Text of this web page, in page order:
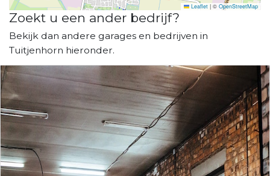
Leaflet | © OpenStreetMap
Zoekt u een ander bedrijf?
Bekijk dan andere garages en bedrijven in
Tuitjenhorn hieronder.